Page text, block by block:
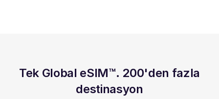
Tek Global eSIM™. 200'den fazla
destinasyon